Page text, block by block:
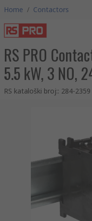
Home / Contactors
RS PRO
5.5 kW, 3 NO,
RS kataloški broj:: 284-2359